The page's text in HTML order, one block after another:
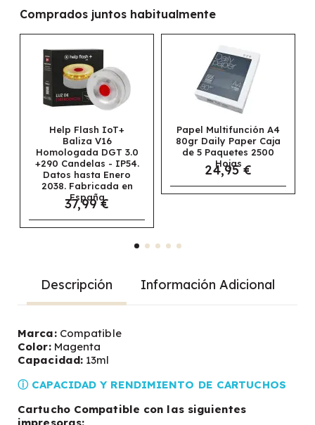
Comprados juntos habitualmente
Help Flash IoT+
Baliza V16
DGT 3.0
Candelas - IP54.
Datos hasta Enero
2038. Fabricada en
37,99 €
Papel Multifunción A4
80gr Daily Paper Caja
de 5 Paquetes 2500
24,95 €
Descripción Información Adicional
Marca:Compatible
Color:Magenta
Capacidad: 13ml
ⓘ CAPACIDAD Y RENDIMIENTO DE CARTUCHOS
Cartucho Compatible con las siguientes